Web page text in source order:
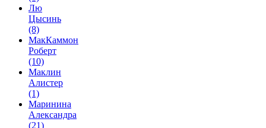
Лю
Цысинь
(8)
МакКаммон
Роберт
(10)
Маклин
Алистер
(1)
Маринина
Александра
(21)